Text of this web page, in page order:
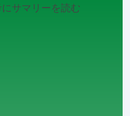
サマリーを読む